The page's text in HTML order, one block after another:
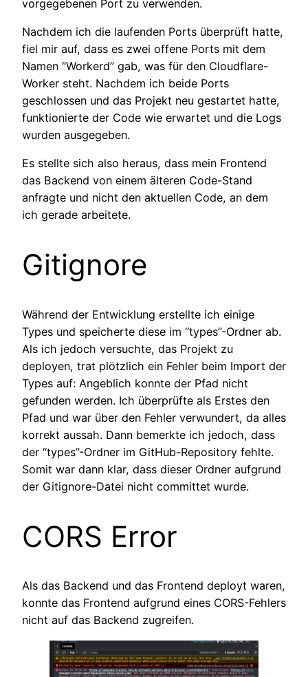
vorgegebenen Port zu verwenden.
Nachdem ich die laufenden Ports überprüft hatte,
fiel mir auf, dass es zwei offene Ports mit dem
Namen “Workerd” gab, was für den Cloudflare-
Worker steht. Nachdem ich beide Ports
geschlossen und das Projekt neu gestartet hatte,
funktionierte der Code wie erwartet und die Logs
wurden ausgegeben.
Es stellte sich also heraus, dass mein Frontend
das Backend von einem älteren Code-Stand
anfragte und nicht den aktuellen Code, an dem
ich gerade arbeitete.
Gitignore
Während der Entwicklung erstellte ich einige
Types und speicherte diese im “types”-Ordner ab.
Als ich jedoch versuchte, das Projekt zu
deployen, trat plötzlich ein Fehler beim Import der
Types auf: Angeblich konnte der Pfad nicht
gefunden werden. Ich überprüfte als Erstes den
Pfad und war über den Fehler verwundert, da alles
korrekt aussah. Dann bemerkte ich jedoch, dass
der “types”-Ordner im GitHub-Repository fehlte.
Somit war dann klar, dass dieser Ordner aufgrund
der Gitignore-Datei nicht committet wurde.
CORS Error
Als das Backend und das Frontend deployt waren,
konnte das Frontend aufgrund eines CORS-Fehlers
nicht auf das Backend zugreifen.